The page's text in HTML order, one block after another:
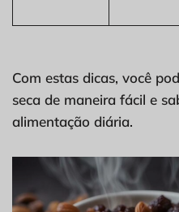
Com estas dicas, você
seca de maneira fácil e
alimentação diária.